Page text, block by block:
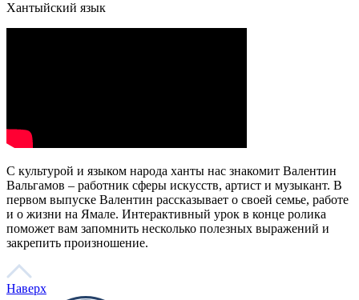
О главном
Языковые курсы
Видеоэкскурсии
Караоке
Интервью
Библиотека
Путешествие в Арктику
Детская